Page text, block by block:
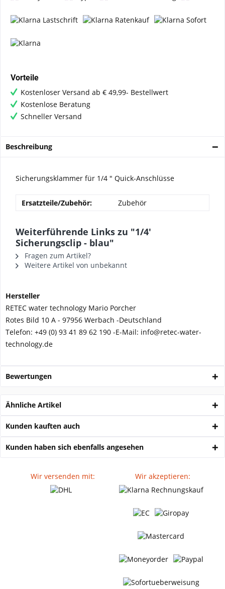
Vorteile
Kostenloser Versand ab € 49,99- Bestellwert
Kostenlose Beratung
Schneller Versand
Beschreibung
Sicherungsklammer für 1/4 " Quick-Anschlüsse
Ersatzteile/Zubehör: Zubehör
Weiterführende Links zu "1/4'
Sicherungsclip - blau"
Fragen zum Artikel?
Weitere Artikel von unbekannt
Hersteller
RETEC water technology Mario Porcher
Rotes Bild 10 A - 97956 Werbach -Deutschland
Telefon: +49 (0) 93 41 89 62 190 -E-Mail: info@retec-water-
technology.de
Bewertungen
Ähnliche Artikel
Kunden kauften auch
Kunden haben sich ebenfalls angesehen
Wir versenden mit: Wir akzeptieren: